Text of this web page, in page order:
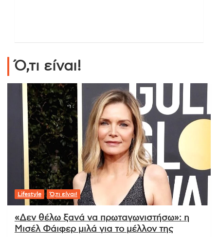
Ό,τι είναι!
Lifestyle Ό,τι είναι!
«Δεν θέλω ξανά να πρωταγωνιστήσω»: η
Μισέλ Φάιφερ μιλά για το μέλλον της